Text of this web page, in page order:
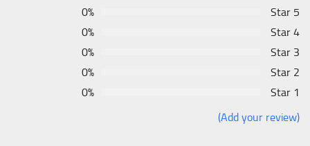
5 Star
0%
4 Star
0%
3 Star
0%
2 Star
0%
1 Star
0%
(Add your review)